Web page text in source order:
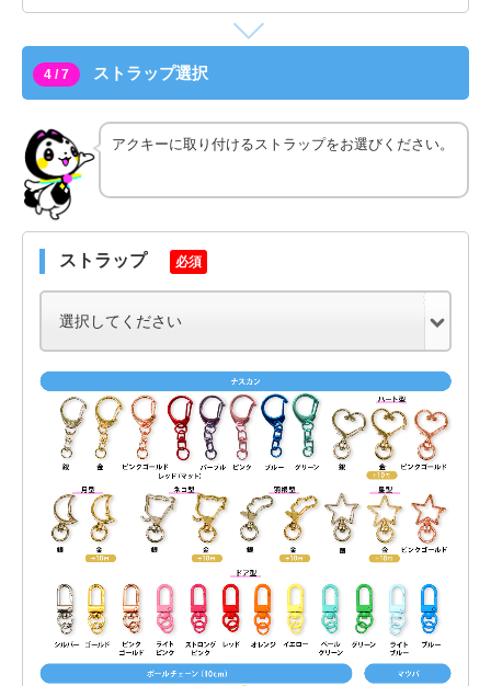
4 / 7 ストラップ選択
アクキーに取り付けるストラップをお選びください。
ストラップ 必須